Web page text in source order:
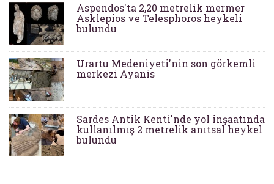
Aspendos'ta 2,20 metrelik mermer
Asklepios ve Telesphoros heykeli
bulundu
Urartu Medeniyeti'nin son görkemli
merkezi Ayanis
Sardes Antik Kenti'nde yol inşaatında
kullanılmış 2 metrelik anıtsal heykel
bulundu